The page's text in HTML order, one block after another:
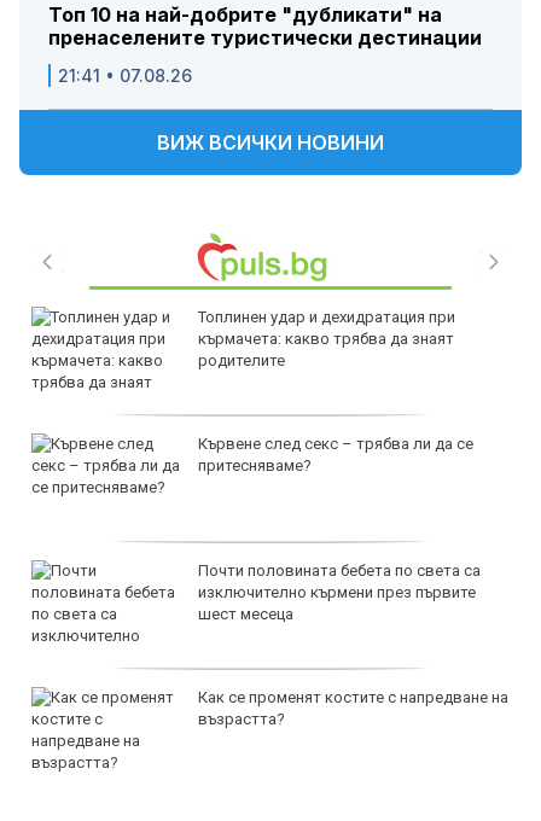
Топ 10 на най-добрите "дубликати" на
пренаселените туристически дестинации
21:41 • 07.08.26
ВИЖ ВСИЧКИ НОВИНИ
Топлинен удар и дехидратация при
кърмачета: какво трябва да знаят
родителите
Кървене след секс – трябва ли да се
притесняваме?
Почти половината бебета по света са
изключително кърмени през първите
шест месеца
Как се променят костите с напредване на
възрастта?